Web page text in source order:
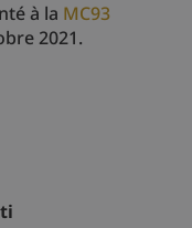
à la MC93
2021.